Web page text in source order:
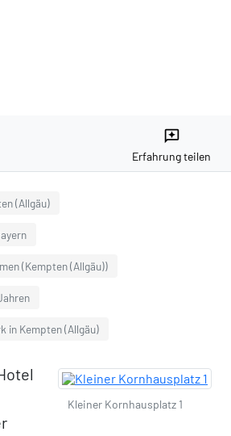
reviews
Erfahrung teilen
(Allgäu)
(Kempten (Allgäu))
in Kempten (Allgäu)
Kleiner Kornhausplatz 1